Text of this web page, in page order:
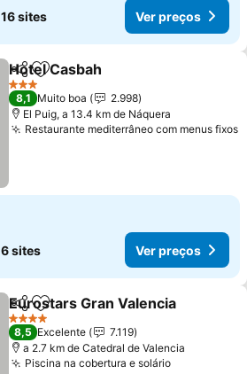
16 sites Ver preços
PartilharAdicionar aos favoritos
Hotel Casbah
3 Estrelas
8,1 Muito boa
2.998
El Puig, a 13.4 km de Náquera
Restaurante mediterrâneo com menus fixos
6 sites Ver preços
PartilharAdicionar aos favoritos
Eurostars Gran Valencia
4 Estrelas
8,5 Excelente
7.119
a 2.7 km de Catedral de Valencia
Piscina na cobertura e solário